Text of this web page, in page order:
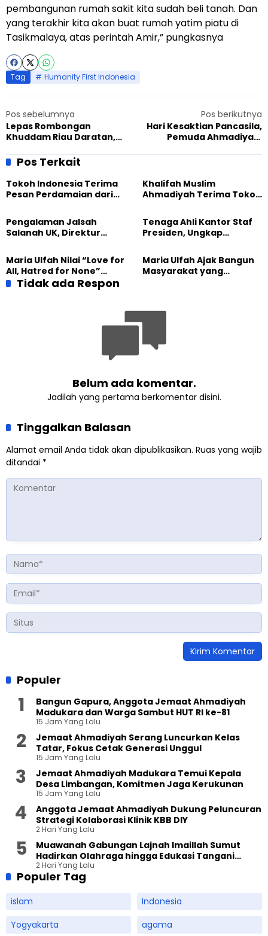
pembangunan rumah sakit kita sudah beli tanah. Dan
yang terakhir kita akan buat rumah yatim piatu di
Tasikmalaya, atas perintah Amir,” pungkasnya
Tag Humanity First Indonesia
Pos sebelumnya
Lepas Rombongan
Khuddam Riau Daratan,
mudahan Diberikan
Kesehatan dan Kelancaran
Pos berikutnya
Hari Kesaktian Pancasila,
Pemuda Ahmadiyah:
Pos Terkait
Tokoh Indonesia Terima
Pesan Perdamaian dari
Ahmadiyah
Khalifah Muslim
Ahmadiyah Terima Tokoh
Khusus di Islamabad
Pengalaman Jalsah
Salanah UK, Direktur
Kekuatan Kemanusiaan
Tenaga Ahli Kantor Staf
Presiden, Ungkap
Tergantikan di Jalsah
Salanah Internasional
Ahmadiyah UK
Maria Ulfah Nilai “Love for
All, Hatred for None”
Semakin Relevan di
Maria Ulfah Ajak Bangun
Masyarakat yang
Tidak ada Respon
Belum ada komentar.
Jadilah yang pertama berkomentar disini.
Tinggalkan Balasan
Alamat email Anda tidak akan dipublikasikan. Ruas yang wajib
ditandai *
Populer
Bangun Gapura, Anggota Jemaat Ahmadiyah
Madukara dan Warga Sambut HUT RI ke-81
15 Jam Yang Lalu
Jemaat Ahmadiyah Serang Luncurkan Kelas
Tatar, Fokus Cetak Generasi Unggul
15 Jam Yang Lalu
Jemaat Ahmadiyah Madukara Temui Kepala
Desa Limbangan, Komitmen Jaga Kerukunan
15 Jam Yang Lalu
Anggota Jemaat Ahmadiyah Dukung Peluncuran
Strategi Kolaborasi Klinik KBB DIY
2 Hari Yang Lalu
Muawanah Gabungan Lajnah Imaillah Sumut
Hadirkan Olahraga hingga Edukasi Tangani
Sampah
2 Hari Yang Lalu
Populer Tag
islam
Indonesia
Yogyakarta
agama